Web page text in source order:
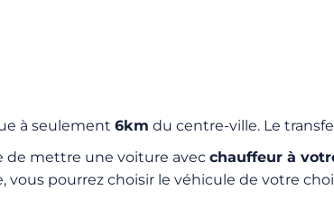
à seulement 6km du centre-ville. Le
de mettre une voiture avec chauffeur à
vous pourrez choisir le véhicule de votre